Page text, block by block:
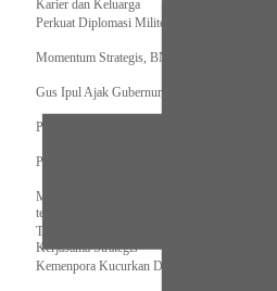
Karier dan Keluarga
Perkuat Diplomasi Militer, Panglima TNI
Momentum Strategis, BNPB Terima
Gus Ipul Ajak Gubernur dan Bupati/Wali
Panglima TNI Sambut Kedatangan Presiden
Pengurus Pusat Pordasi Pacu Dapat Pesan dari
Menag RI dan Dua Menteri Yordania Jalin
termasuk Beasiswa
Tiba di Tanah Air, Presiden Prabowo
Kerjasama Strategis
Kemenpora Kucurkan Dana untuk Pelatnas